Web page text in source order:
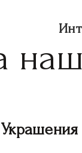
Украшения